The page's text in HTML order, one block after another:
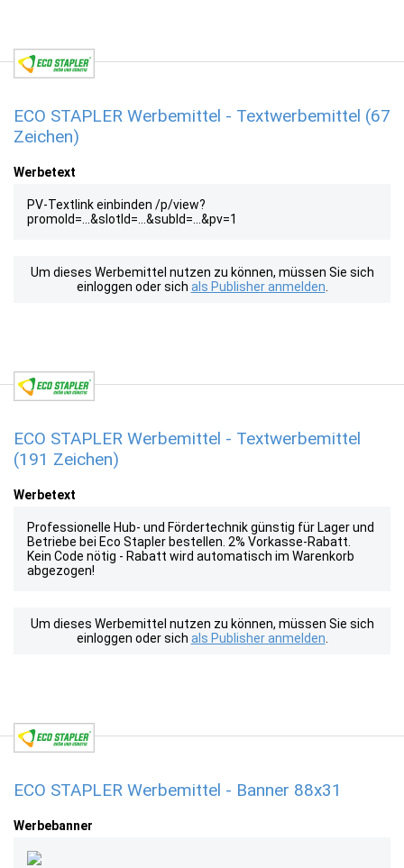
ECO STAPLER Werbemittel - Textwerbemittel (67
Zeichen)
Werbetext
PV-Textlink einbinden /p/view?
promoId=...&slotId=...&subId=...&pv=1
Um dieses Werbemittel nutzen zu können, müssen Sie sich
einloggen oder sich als Publisher anmelden
ECO STAPLER Werbemittel - Textwerbemittel
(191 Zeichen)
Werbetext
Professionelle Hub- und Fördertechnik günstig für Lager und
Betriebe bei Eco Stapler bestellen. 2% Vorkasse-Rabatt.
Kein Code nötig - Rabatt wird automatisch im Warenkorb
abgezogen!
Um dieses Werbemittel nutzen zu können, müssen Sie sich
einloggen oder sich als Publisher anmelden
ECO STAPLER Werbemittel - Banner 88x31
Werbebanner